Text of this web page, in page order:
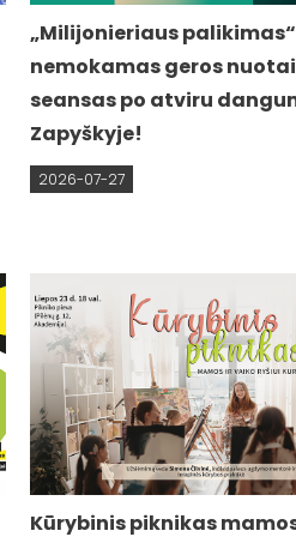
„Milijonieriaus
nemokamas geros
seansas po atviru
Zapyškyje!
2026-07-27
Kūrybinis piknikas